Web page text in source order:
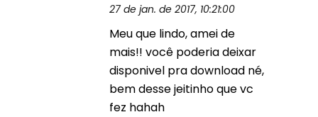
27 de jan. de 2017, 10:21:00
Meu que lindo, amei de
mais!! você poderia deixar
disponivel pra download né,
bem desse jeitinho que vc
fez hahah